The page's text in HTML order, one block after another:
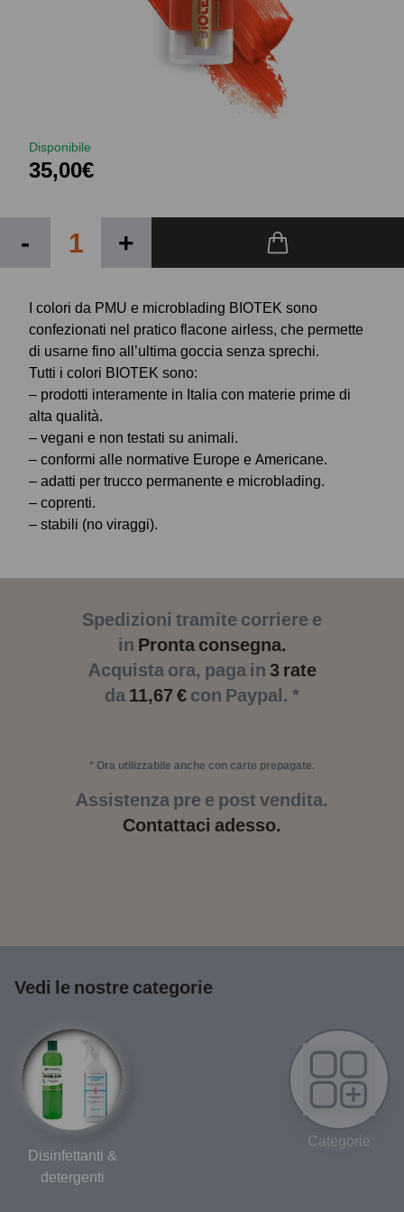
Disponibile
35,00€
- +
I colori da PMU e microblading BIOTEK sono
confezionati nel pratico flacone airless, che permette
di usarne fino all’ultima goccia senza sprechi.
Tutti i colori BIOTEK sono:
– prodotti interamente in Italia con materie prime di
alta qualità.
– vegani e non testati su animali.
– conformi alle normative Europe e Americane.
– adatti per trucco permanente e microblading.
– coprenti.
– stabili (no viraggi).
Spedizioni tramite corriere e
in Pronta consegna.
Acquista ora, paga in 3 rate
da 11,67 € con Paypal. *
* Ora utilizzabile anche con carte prepagate.
Assistenza pre e post vendita.
Contattaci adesso.
Vedi le nostre categorie
Disinfettanti &
detergenti
Categorie